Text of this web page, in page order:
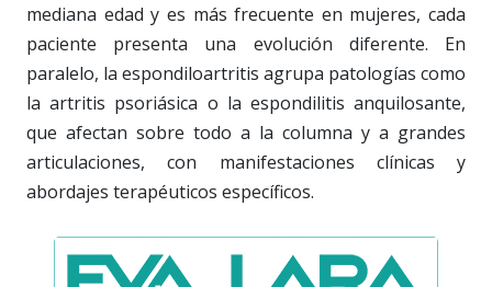
mediana edad y es más frecuente en mujeres, cada
paciente presenta una evolución diferente. En
paralelo, la espondiloartritis agrupa patologías como
la artritis psoriásica o la espondilitis anquilosante,
que afectan sobre todo a la columna y a grandes
articulaciones, con manifestaciones clínicas y
abordajes terapéuticos específicos.